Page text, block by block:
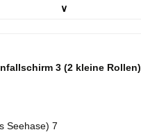
∨
3 (2 kleine Rollen)
Seehase) 7